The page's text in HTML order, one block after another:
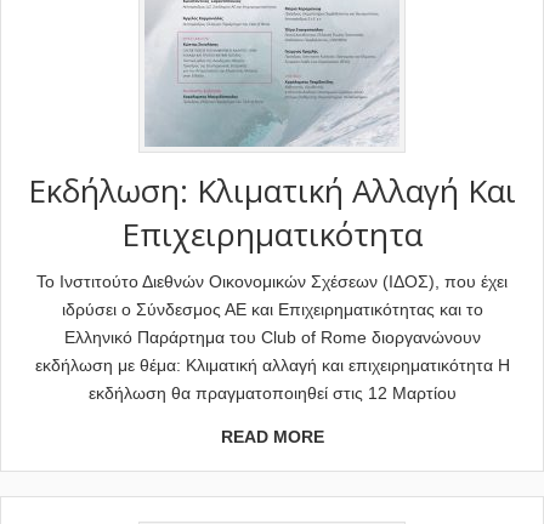
Εκδήλωση: Κλιματική Αλλαγή Και
Επιχειρηματικότητα
Το Ινστιτούτο Διεθνών Οικονομικών Σχέσεων (ΙΔΟΣ), που έχει
ιδρύσει ο Σύνδεσμος ΑΕ και Επιχειρηματικότητας και το
Ελληνικό Παράρτημα του Club of Rome διοργανώνουν
εκδήλωση με θέμα: Κλιματική αλλαγή και επιχειρηματικότητα Η
εκδήλωση θα πραγματοποιηθεί στις 12 Μαρτίου
READ MORE